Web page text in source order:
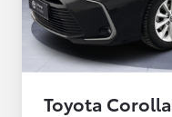
Toyota Corolla